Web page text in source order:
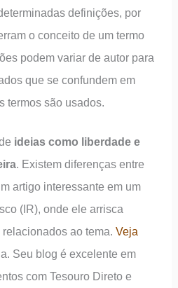
definições, por
o conceito de um termo
podem variar de autor para
que se confundem em
termos são usados.
ideias como liberdade e
. Existem diferenças entre
artigo interessante em um
(IR), onde ele arrisca
relacionados ao tema.Veja
Seu blog é excelente em
com Tesouro Direto e